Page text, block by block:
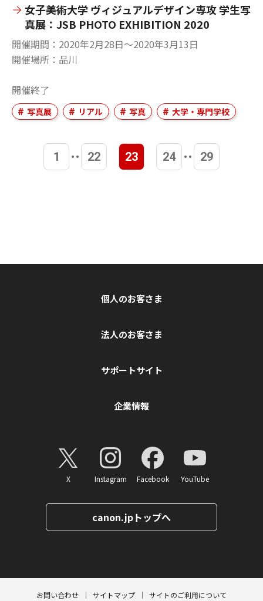
女子美術大学 ヴィジュアルデザイン専攻 学生写
真展：JSB PHOTO EXHIBITION 2020
開催期間
2020年2月28日〜2020年3月13日
開催場所
品川
開催終了
写真展 リアル 写真 大学・専門学校
1 22 23 24 29
個人のお客さま
法人のお客さま
サポートサイト
企業情報
X Instagram Facebook YouTube
canon.jpトップへ
お問い合わせ サイトマップ サイトのご利用について